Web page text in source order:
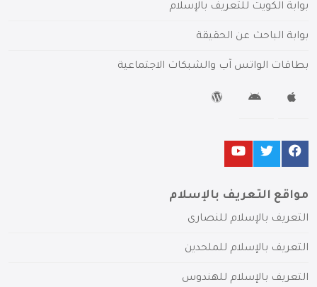
بوابة الكويت للتعريف بالإسلام
بوابة الباحث عن الحقيقة
بطاقات الواتس آب والشبكات الاجتماعية
مواقع التعريف بالإسلام
التعريف بالإسلام للنصارى
التعريف بالإسلام للملحدين
التعريف بالإسلام للهندوس